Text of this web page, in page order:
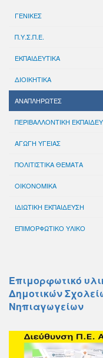
ΓΕΝΙΚΕΣ
Π.Υ.Σ.Π.Ε.
ΕΚΠΑΙΔΕΥΤΙΚΑ
ΔΙΟΙΚΗΤΙΚΑ
ΑΝΑΠΛΗΡΩΤΕΣ
ΠΕΡΙΒΑΛΛΟΝΤΙΚΗ
ΑΓΩΓΗ ΥΓΕΙΑΣ
ΠΟΛΙΤΙΣΤΙΚΑ ΘΕΜΑΤΑ
ΟΙΚΟΝΟΜΙΚΑ
ΙΔΙΩΤΙΚΗ ΕΚΠΑΙΔΕΥΣΗ
ΕΠΙΜΟΡΦΩΤΙΚΟ ΥΛΙΚΟ
Επιμορφωτικό
Δημοτικών
Νηπιαγωγείων